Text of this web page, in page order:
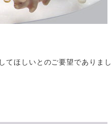
てほしいとのご要望でありまし